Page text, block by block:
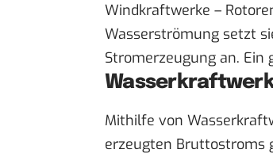
Windkraftwerke –
Wasserströmung setzt
Stromerzeugung an. Ein
Mithilfe von
erzeugten Bruttostroms